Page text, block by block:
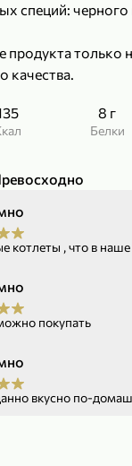
специй:
продукта только
качества.
ккал
8 г
Белки
котлеты , что в
покупать
вкусно по-
г